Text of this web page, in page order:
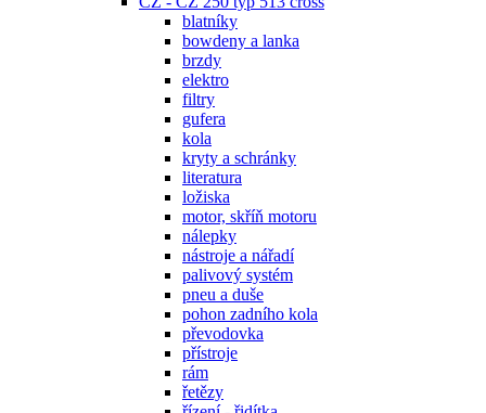
blatníky
bowdeny a lanka
brzdy
elektro
filtry
gufera
kola
kryty a schránky
literatura
ložiska
motor, skříň motoru
nálepky
nástroje a nářadí
palivový systém
pneu a duše
pohon zadního kola
převodovka
přístroje
rám
řetězy